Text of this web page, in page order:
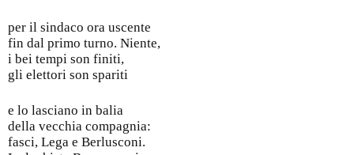
per il sindaco ora uscente
fin dal primo turno. Niente,
i bei tempi son finiti,
gli elettori son spariti
e lo lasciano in balia
della vecchia compagnia:
fasci, Lega e Berlusconi.